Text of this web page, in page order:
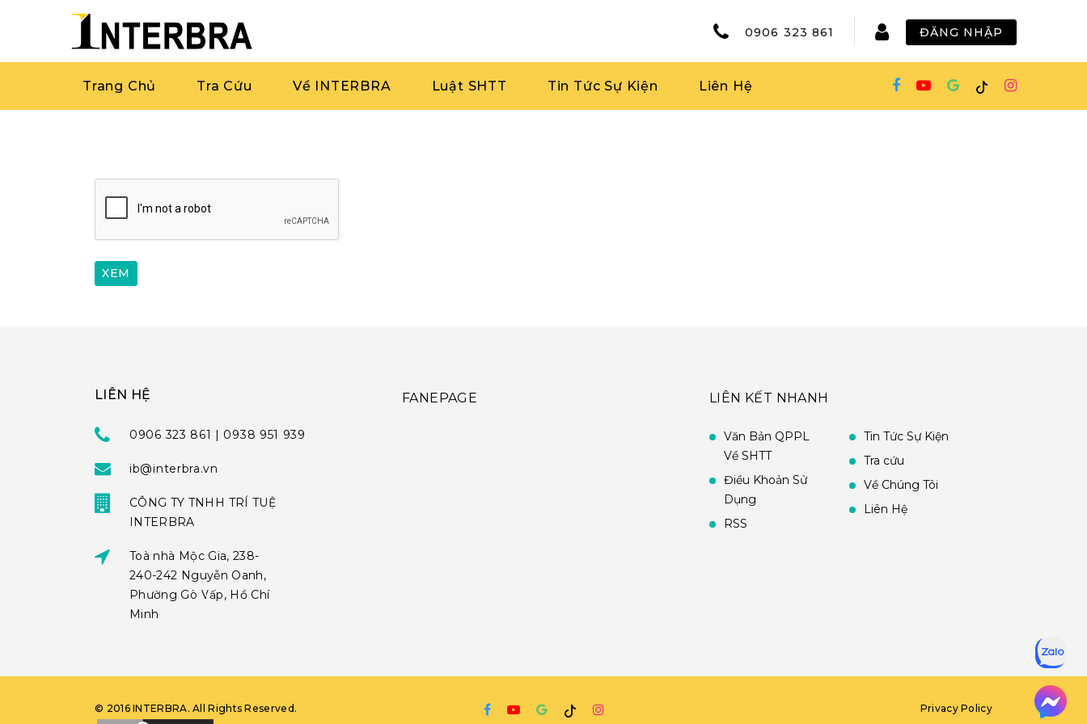
0906 323 861 ĐĂNG NHẬP
Trang Chủ Tra Cứu Về INTERBRA Luật SHTT Tin Tức Sự Kiện Liên Hệ
LIÊN HỆ
0906 323 861 | 0938 951 939
ib@interbra.vn
CÔNG TY TNHH TRÍ TUỆ
INTERBRA
Toà nhà Mộc Gia, 238-
240-242 Nguyễn Oanh,
Phường Gò Vấp, Hồ Chí
Minh
FANEPAGE LIÊN KẾT NHANH
Văn Bản QPPL
Về SHTT
Điều Khoản Sử
Dụng
RSS
Tin Tức Sự Kiện
Tra cứu
Về Chúng Tôi
Liên Hệ
© 2016 INTERBRA. All Rights Reserved. Privacy Policy